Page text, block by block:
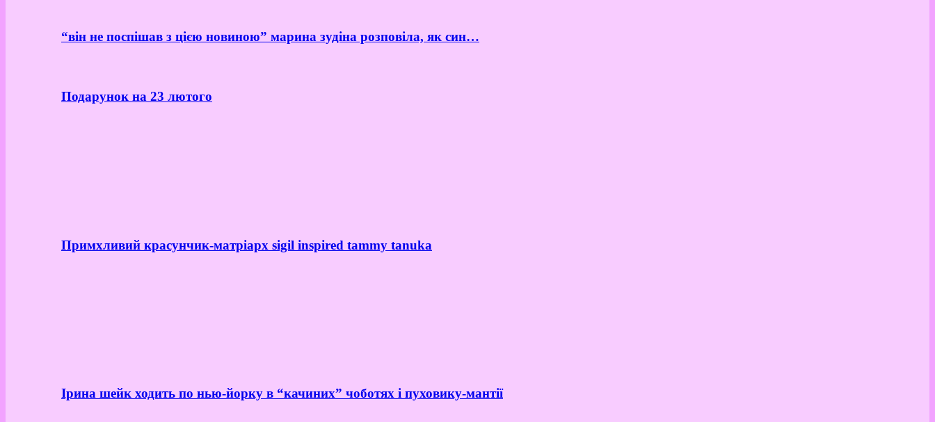
“він не поспішав з цією новиною” марина зудіна розповіла, як син…
Подарунок на 23 лютого
Примхливий красунчик-матріарх sigil inspired tammy tanuka
Ірина шейк ходить по нью-йорку в “качиних” чоботях і пуховику-мантії